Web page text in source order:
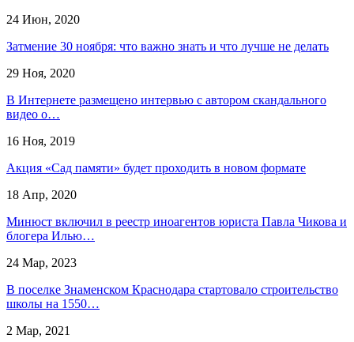
24 Июн, 2020
Затмение 30 ноября: что важно знать и что лучше не делать
29 Ноя, 2020
В Интернете размещено интервью с автором скандального
видео о…
16 Ноя, 2019
Акция «Сад памяти» будет проходить в новом формате
18 Апр, 2020
Минюст включил в реестр иноагентов юриста Павла Чикова и
блогера Илью…
24 Мар, 2023
В поселке Знаменском Краснодара стартовало строительство
школы на 1550…
2 Мар, 2021